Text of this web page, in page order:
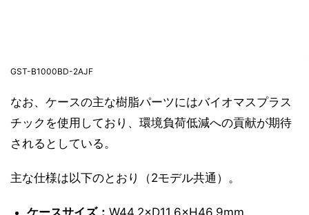
GST-B1000BD-2AJF
なお、ケースの主な樹脂パーツにはバイオマスプラス
チックを使用しており、環境負荷低減への貢献が期待
されるとしている。
主な仕様は以下のとおり（2モデル共通）。
ケースサイズ： W44.2×D11.6×H46.9mm